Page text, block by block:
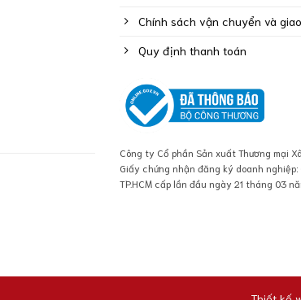
Chính sách vận chuyển và
Quy định thanh toán
Công ty Cổ phần Sản xuất Thương mại
Giấy chứng nhận đăng ký doanh
TP.HCM cấp lần đầu ngày 21 tháng 03